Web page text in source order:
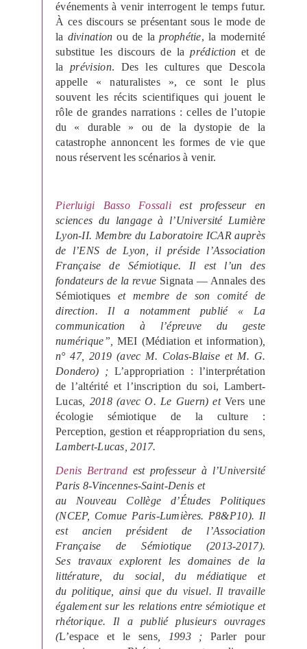
événements à venir interrogent le temps futur.
À ces discours se présentant sous le mode de
la divination ou de laprophétie, la modernité
substitue les discours de laprédiction et de
laprévision. Des les cultures que Descola
appelle « naturalistes », ce sont le plus
souvent les récits scientifiques qui jouent le
rôle de grandes narrations : celles de l’utopie
du « durable » ou de la dystopie de la
catastrophe annoncent les formes de vie que
nous réservent les scénarios à venir.
Pierluigi Basso Fossaliest professeur en
sciences du langage à l’Université Lumière
Lyon-II. Membre du Laboratoire ICAR auprès
de l’ENS de Lyon, il préside l’Association
Française de Sémiotique. Il est l’un des
fondateurs de la revue Signata — Annales des
Sémiotiques et membre de son comité de
direction. Il a notamment publié « La
communication à l’épreuve du geste
numérique”, MEI (Médiation et information),
n° 47, 2019 (avec M. Colas-Blaise et M. G.
Dondero) ; L’appropriation : l’interprétation
de l’altérité et l’inscription du soi, Lambert-
Lucas , 2018 (avec O. Le Guern) etVers une
écologie sémiotique de la culture :
Perception, gestion et réappropriation du sens,
Lambert-Lucas, 2017.
Denis Bertrand est professeur à l’Université
Paris 8-Vincennes-Saint-Denis et
au Nouveau Collège d’Études Politiques
(NCEP, Comue Paris-Lumières. P8&P10). Il
est ancien président de l’Association
Française de Sémiotique (2013-2017).
Ses travaux explorent les domaines de la
littérature, du social, du médiatique et
du politique, ainsi que du visuel. Il travaille
également sur les relations entre sémiotique et
rhétorique. Il a publié plusieurs ouvrages
(L’espace et le sens , 1993 ; Parler pour